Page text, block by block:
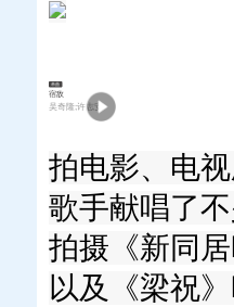
单曲
宿敌
吴奇隆;许志安
拍电影、电
歌手献唱了
拍摄《新同
以及《梁祝